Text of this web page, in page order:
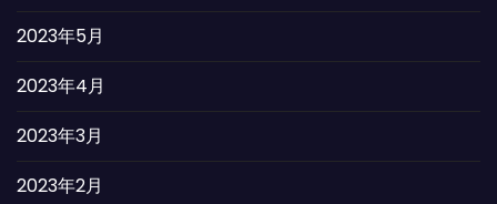
2023年5月
2023年4月
2023年3月
2023年2月